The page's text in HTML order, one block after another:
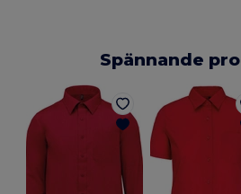
Spännande